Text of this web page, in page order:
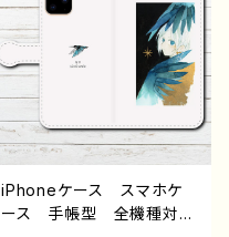
iPhoneケース スマホケ
ース 手帳型 全機種対